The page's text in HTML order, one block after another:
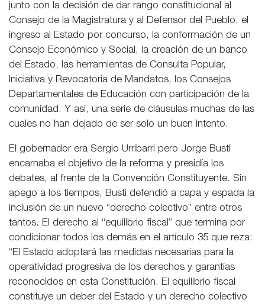
junto con la decisión de dar rango constitucional al
Consejo de la Magistratura y al Defensor del Pueblo, el
ingreso al Estado por concurso, la conformación de un
Consejo Económico y Social, la creación de un banco
del Estado, las herramientas de Consulta Popular,
Iniciativa y Revocatoria de Mandatos, los Consejos
Departamentales de Educación con participación de la
comunidad. Y así, una serie de cláusulas muchas de las
cuales no han dejado de ser solo un buen intento.
El gobernador era Sergio Urribarri pero Jorge Busti
encarnaba el objetivo de la reforma y presidía los
debates, al frente de la Convención Constituyente. Sin
apego a los tiempos, Busti defendió a capa y espada la
inclusión de un nuevo “derecho colectivo” entre otros
tantos. El derecho al “equilibrio fiscal” que termina por
condicionar todos los demás en el artículo 35 que reza:
“El Estado adoptará las medidas necesarias para la
operatividad progresiva de los derechos y garantías
reconocidos en esta Constitución. El equilibrio fiscal
constituye un deber del Estado y un derecho colectivo